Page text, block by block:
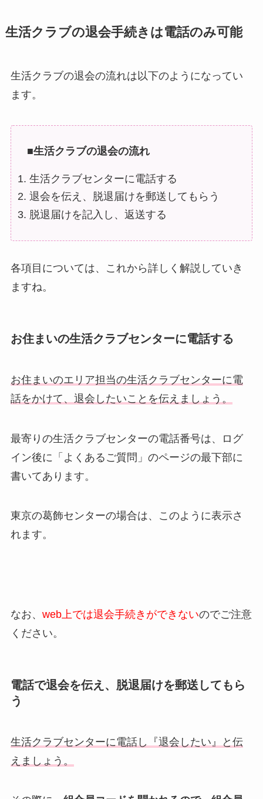
生活クラブの退会手続きは電話のみ可能
生活クラブの退会の流れは以下のようになってい
ます。
■生活クラブの退会の流れ
生活クラブセンターに電話する
退会を伝え、脱退届けを郵送してもらう
脱退届けを記入し、返送する
各項目については、これから詳しく解説していき
ますね。
お住まいの生活クラブセンターに電話する
お住まいのエリア担当の生活クラブセンターに電
話をかけて、退会したいことを伝えましょう。
最寄りの生活クラブセンターの電話番号は、ログ
イン後に「よくあるご質問」のページの最下部に
書いてあります。
東京の葛飾センターの場合は、このように表示さ
れます。
なお、 web上では退会手続きができないのでご注意
ください。
電話で退会を伝え、脱退届けを郵送してもら
う
生活クラブセンターに電話し『退会したい』と伝
えましょう。